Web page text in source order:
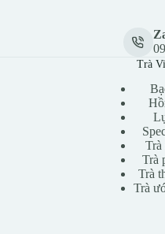
Trà
Trà
Trà
Trà
Trà